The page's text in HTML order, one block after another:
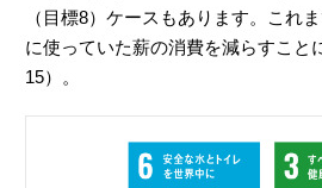
（目標8）ケースもあります。これ
に使っていた薪の消費を減らすこと
15）。